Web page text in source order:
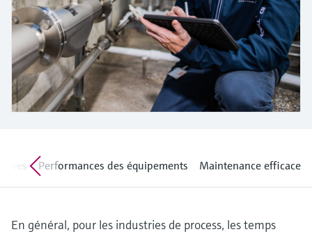
l'application
Device Viewer
Trouver des informations et de la
documentation spécifiques à un produit
Recherche de pièces détachées
accédez aux données spécifiques, vues
éclatées et notices de montage des appareils
pour un remplacement/réparation rapide.
Mesure du niveau par barrière à
micro-ondes
Mesure du niveau par la pression
Analyseurs de dureté, fer, etc.
Photomètres de process
Mesure par transmission de micro-
ondes
Voir tous
décisionnels
Performances des équipements Maintenance efficace
En général, pour les industries de process, les temps